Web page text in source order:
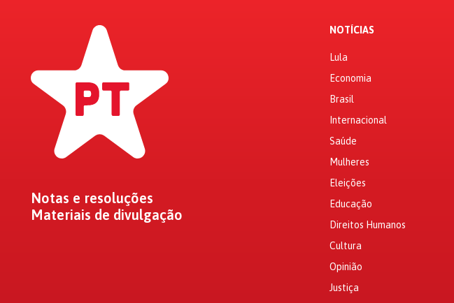
Notas e resoluções
Materiais de divulgação
NOTÍCIAS
Lula
Economia
Brasil
Internacional
Saúde
Mulheres
Eleições
Educação
Direitos Humanos
Cultura
Opinião
Justiça